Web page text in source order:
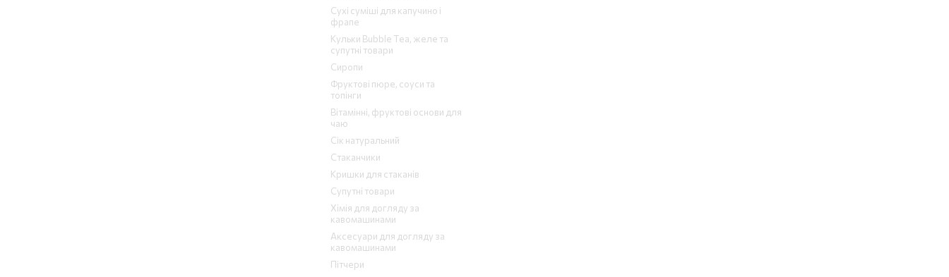
Сухі суміші для капучино і
фрапе
Кульки Bubble Tea, желе та
супутні товари
Сиропи
Фруктові пюре, соуси та
топінги
Вітамінні, фруктові основи для
чаю
Сік натуральний
Стаканчики
Кришки для стаканів
Супутні товари
Хімія для догляду за
кавомашинами
Аксесуари для догляду за
кавомашинами
Пітчери